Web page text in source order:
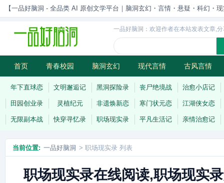
【一品好脑洞 - 全品类 AI 原创文学平台｜脑洞玄幻・言情・悬疑・科幻・
一品好脑洞：欢迎作者在本站发表文章,
首页 青春校园 脑洞玄幻 现代言情 古风言情
历史权谋 武侠江湖 灵异志怪 连载
年下直球恋 文明邂逅记 黑洞探险录 丧尸绝境战 治愈小店记
田园创业录 灵植纪元 非遗焕新恋 寒门状元恋 江湖侠女恋
无限副本战 快穿寻忆录 职场现实录 平凡生活记 亲情治愈记
当前位置: 一品好脑洞 > 职场现实录 列表
职场现实录在线阅读,职场现实